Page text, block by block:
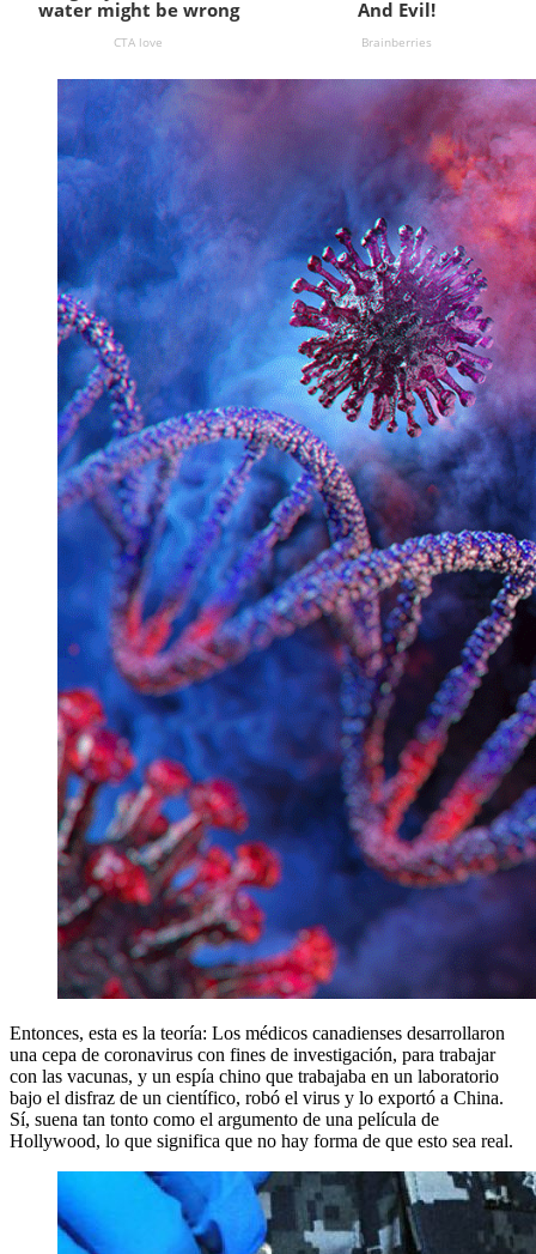
Entonces, esta es la teoría: Los médicos canadienses desarrollaron
una cepa de coronavirus con fines de investigación, para trabajar
con las vacunas, y un espía chino que trabajaba en un laboratorio
bajo el disfraz de un científico, robó el virus y lo exportó a China.
Sí, suena tan tonto como el argumento de una película de
Hollywood, lo que significa que no hay forma de que esto sea real.